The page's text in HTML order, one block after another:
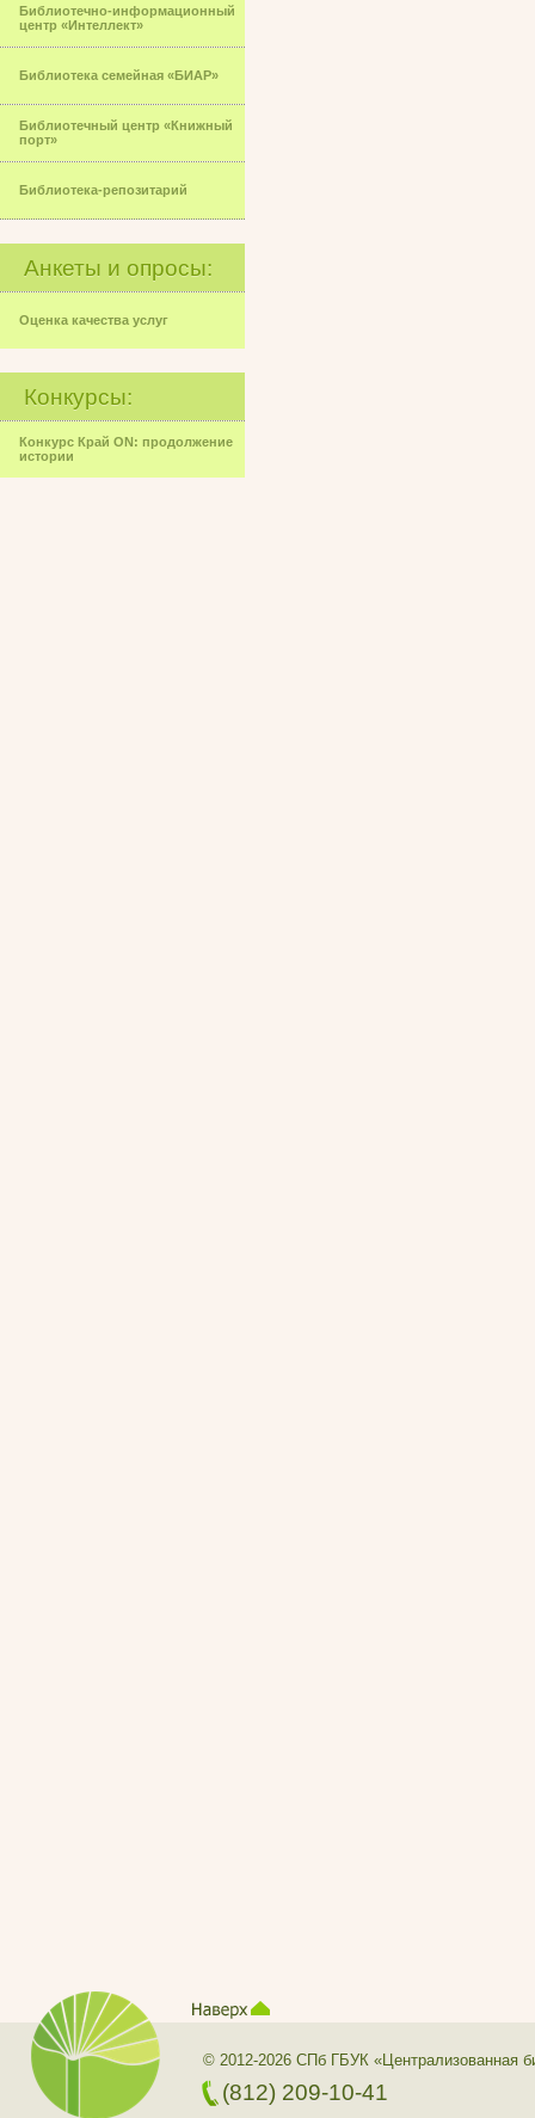
Библиотечно-информационный
центр «Интеллект»
Библиотека семейная «БИАР»
Библиотечный центр «Книжный
порт»
Библиотека-репозитарий
Анкеты и опросы:
Оценка качества услуг
Конкурсы:
Конкурс Край ON: продолжение
истории
© 2012-2026 СПб ГБУК «Централизованная
(812) 209-10-41